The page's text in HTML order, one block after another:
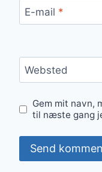
E-mail *
Websted
Gem mit navn,
til næste gang